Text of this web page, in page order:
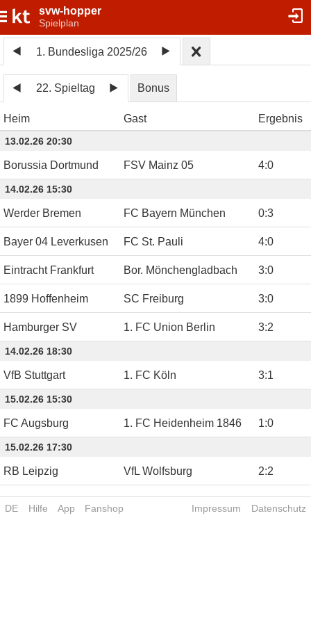
svw-hopper
Spielplan
1. Bundesliga 2025/26
22. Spieltag Bonus
Heim Gast Ergebnis
13.02.26 20:30
Borussia Dortmund FSV Mainz 05 4:0
14.02.26 15:30
Werder Bremen FC Bayern München 0:3
Bayer 04 Leverkusen FC St. Pauli 4:0
Eintracht Frankfurt Bor. Mönchengladbach 3:0
1899 Hoffenheim SC Freiburg 3:0
Hamburger SV 1. FC Union Berlin 3:2
14.02.26 18:30
VfB Stuttgart 1. FC Köln 3:1
15.02.26 15:30
FC Augsburg 1. FC Heidenheim 1846 1:0
15.02.26 17:30
RB Leipzig VfL Wolfsburg 2:2
DE Hilfe App Fanshop Impressum Datenschutz